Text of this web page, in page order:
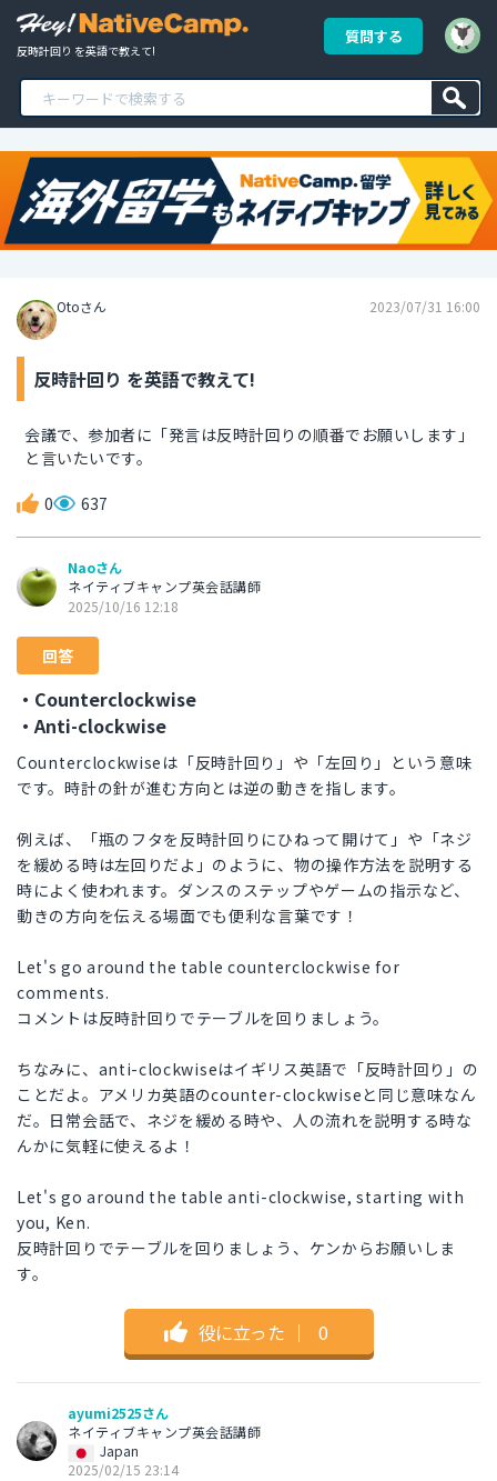
反時計回り を英語で教えて!
質問する
Otoさん 2023/07/31 16:00
反時計回り を英語で教えて!
会議で、参加者に「発言は反時計回りの順番でお願いします」
と言いたいです。
0 637
Naoさん
ネイティブキャンプ英会話講師
2025/10/16 12:18
回答
・Counterclockwise
・Anti-clockwise
Counterclockwiseは「反時計回り」や「左回り」という意味
です。時計の針が進む方向とは逆の動きを指します。
例えば、「瓶のフタを反時計回りにひねって開けて」や「ネジ
を緩める時は左回りだよ」のように、物の操作方法を説明する
時によく使われます。ダンスのステップやゲームの指示など、
動きの方向を伝える場面でも便利な言葉です！
Let's go around the table counterclockwise for
comments.
コメントは反時計回りでテーブルを回りましょう。
ちなみに、anti-clockwiseはイギリス英語で「反時計回り」の
ことだよ。アメリカ英語のcounter-clockwiseと同じ意味なん
だ。日常会話で、ネジを緩める時や、人の流れを説明する時な
んかに気軽に使えるよ！
Let's go around the table anti-clockwise, starting with
you, Ken.
反時計回りでテーブルを回りましょう、ケンからお願いしま
す。
役に立った ｜ 0
ayumi2525さん
ネイティブキャンプ英会話講師
Japan
2025/02/15 23:14